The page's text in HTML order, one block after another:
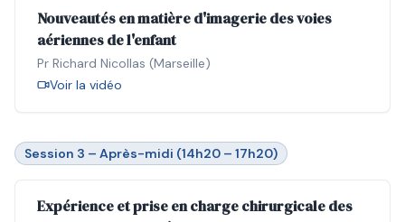
Nouveautés en matière d'imagerie des voies
aériennes de l'enfant
Pr Richard Nicollas (Marseille)
Voir la vidéo
Session 3 – Après-midi (14h20 – 17h20)
Expérience et prise en charge chirurgicale des